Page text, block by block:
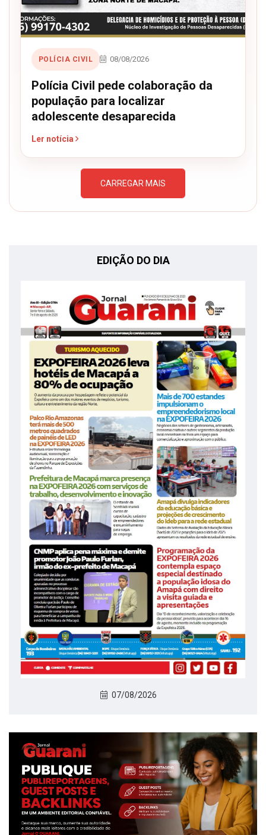
POLÍCIA CIVIL 08/08/2026
Polícia Civil pede colaboração da
população para localizar
adolescente desaparecida
Ler notícia
CARREGAR MAIS
EDIÇÃO DO DIA
07/08/2026